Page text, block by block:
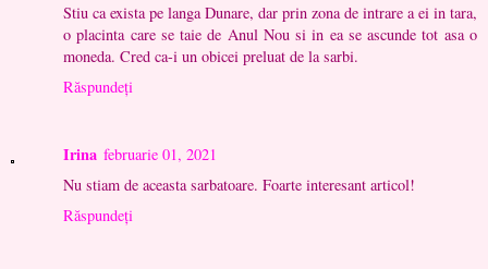
Stiu ca exista pe langa Dunare, dar prin zona de intrare a ei in tara,
o placinta care se taie de Anul Nou si in ea se ascunde tot asa o
moneda. Cred ca-i un obicei preluat de la sarbi.
Răspundeți
Irina februarie 01, 2021
Nu stiam de aceasta sarbatoare. Foarte interesant articol!
Răspundeți